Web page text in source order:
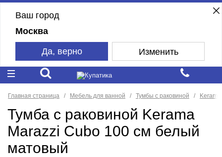
Ваш город
Москва
Да, верно Изменить
Главная страница Мебель для ванной Тумбы с раковиной
Тумба с раковиной Kerama
Marazzi Cubo 100 см белый
матовый